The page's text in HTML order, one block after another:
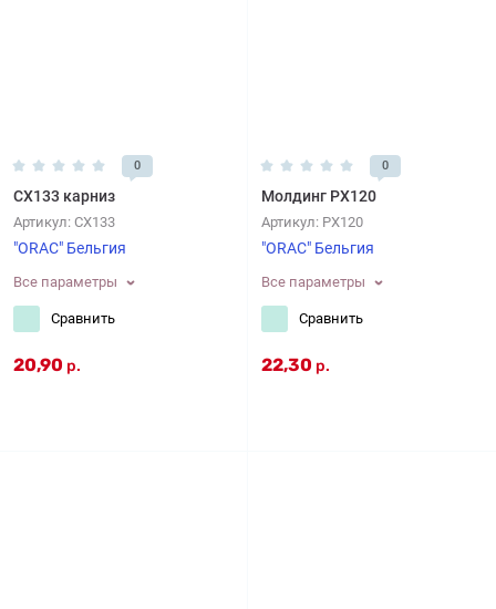
0
CX133 карниз
Артикул: CX133
"ORAC" Бельгия
Все параметры
Сравнить
20,90 р.
0
Молдинг PX120
Артикул: PX120
"ORAC" Бельгия
Все параметры
Сравнить
22,30 р.